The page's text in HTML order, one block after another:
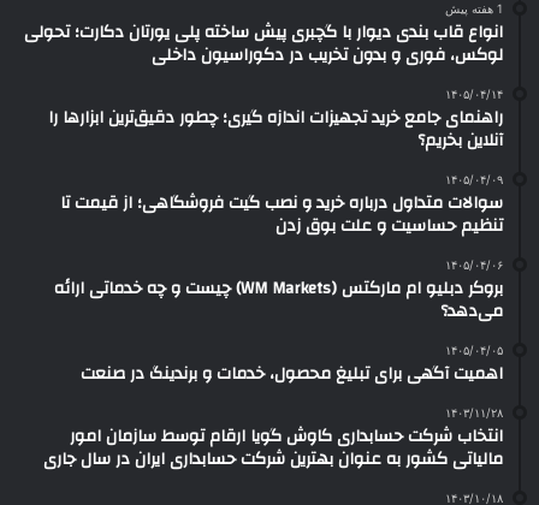
1 هفته پیش
انواع قاب بندی دیوار با گچبری پیش ساخته پلی یورتان دکارت؛ تحولی
لوکس، فوری و بدون تخریب در دکوراسیون داخلی
۱۴۰۵/۰۴/۱۴
راهنمای جامع خرید تجهیزات اندازه گیری؛ چطور دقیق‌ترین ابزارها را
آنلاین بخریم؟
۱۴۰۵/۰۴/۰۹
سوالات متداول درباره خرید و نصب گیت فروشگاهی؛ از قیمت تا
تنظیم حساسیت و علت بوق زدن
۱۴۰۵/۰۴/۰۶
بروکر دبلیو ام مارکتس (WM Markets) چیست و چه خدماتی ارائه
می‌دهد؟
۱۴۰۵/۰۴/۰۵
اهمیت آگهی برای تبلیغ محصول، خدمات و برندینگ در صنعت
۱۴۰۳/۱۱/۲۸
انتخاب شرکت حسابداری کاوش گویا ارقام توسط سازمان امور
مالیاتی کشور به عنوان بهترین شرکت حسابداری ایران در سال جاری
۱۴۰۳/۱۰/۱۸